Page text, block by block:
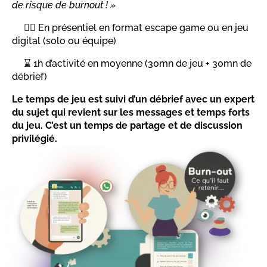
de risque de burnout ! »
🕵️‍♀️ En présentiel en format escape game ou en jeu
digital (solo ou équipe)
⌛ 1h d’activité en moyenne (30mn de jeu + 30mn de
débrief)
Le temps de jeu est suivi d’un débrief avec un expert
du sujet qui revient sur les messages et temps forts
du jeu. C’est un temps de partage et de discussion
privilégié.